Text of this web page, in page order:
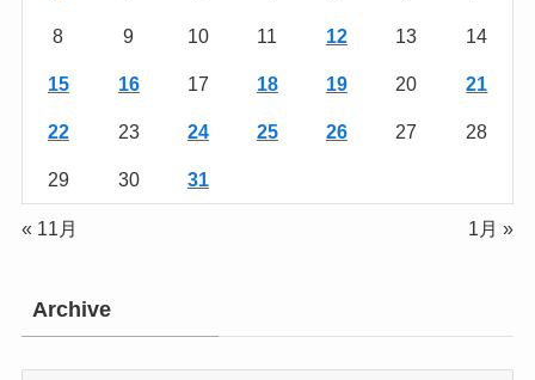
8 9 10 11 12 13 14
15 16 17 18 19 20 21
22 23 24 25 26 27 28
29 30 31
« 11月 1月 »
Archive